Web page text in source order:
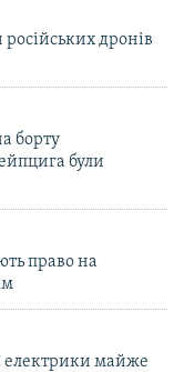
дронів
борту
були
право на
електрики майже